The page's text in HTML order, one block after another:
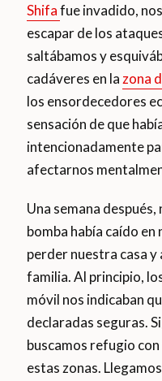
Shifafue invadido,
escapar de los
saltábamos y
cadáveres en lazona
los ensordecedores
sensación de que
intencionadamente
afectarnos
Una semana
bomba había caído
perder nuestra casa
familia. Al principio,
móvil nos indicaban
declaradas seguras.
buscamos refugio
estas zonas.